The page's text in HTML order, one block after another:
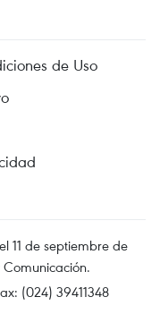
de Uso
11 de septiembre de
(024) 39411348